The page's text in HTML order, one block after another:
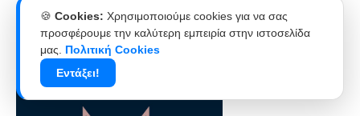
🍪 Cookies: Χρησιμοποιούμε cookies για να σας
προσφέρουμε την καλύτερη εμπειρία στην ιστοσελίδα
μας. Πολιτική Cookies
Εντάξει!